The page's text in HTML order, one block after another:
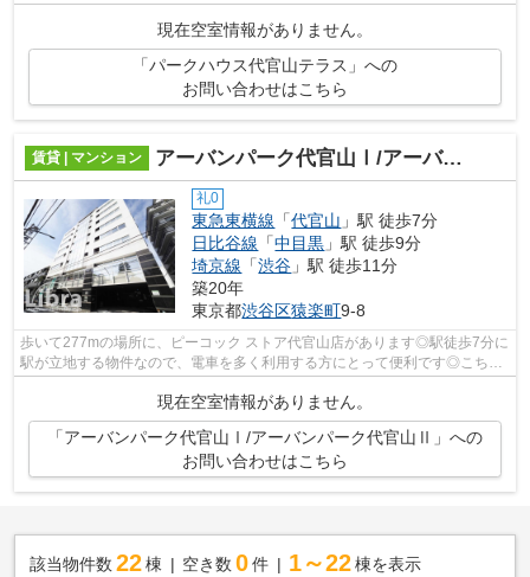
けます☆こちらの物件にはエレベーターが...
現在空室情報がありません。
「パークハウス代官山テラス」への
お問い合わせはこちら
賃貸 | マンション アーバンパーク代官山Ⅰ/アーバンパーク代官山Ⅱ
礼0
東急東横線 「代官山 」駅 徒歩7分
日比谷線 「中目黒 」駅 徒歩9分
埼京線 「渋谷 」駅 徒歩11分
築20年
東京都渋谷区猿楽町9-8
歩いて277mの場所に、ピーコック ストア代官山店があります◎駅徒歩7分に
駅が立地する物件なので、電車を多く利用する方にとって便利です◎こちら
現在空室情報がありません。
「アーバンパーク代官山Ⅰ/アーバンパーク代官山Ⅱ」への
お問い合わせはこちら
該当物件数 22棟 空き数 0 件 1～22 棟を表示